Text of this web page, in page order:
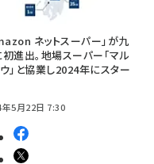
ネットスーパー」が九
進出。地場スーパー「マル
」と協業し2024年にスター
年5月22日 7:30